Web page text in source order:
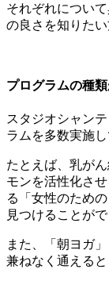
それぞれについ
の良さを知りたい
プログラムの種
スタジオシャン
ラムを多数実施し
たとえば、乳が
モンを活性化させ
る
「女性のための
見つけることがで
また、「朝ヨガ
兼ねなく通えると